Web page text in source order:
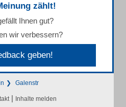
zählt!
Ihnen gut?
wir verbessern?
geben!
Galenstr
| Inhalte melden